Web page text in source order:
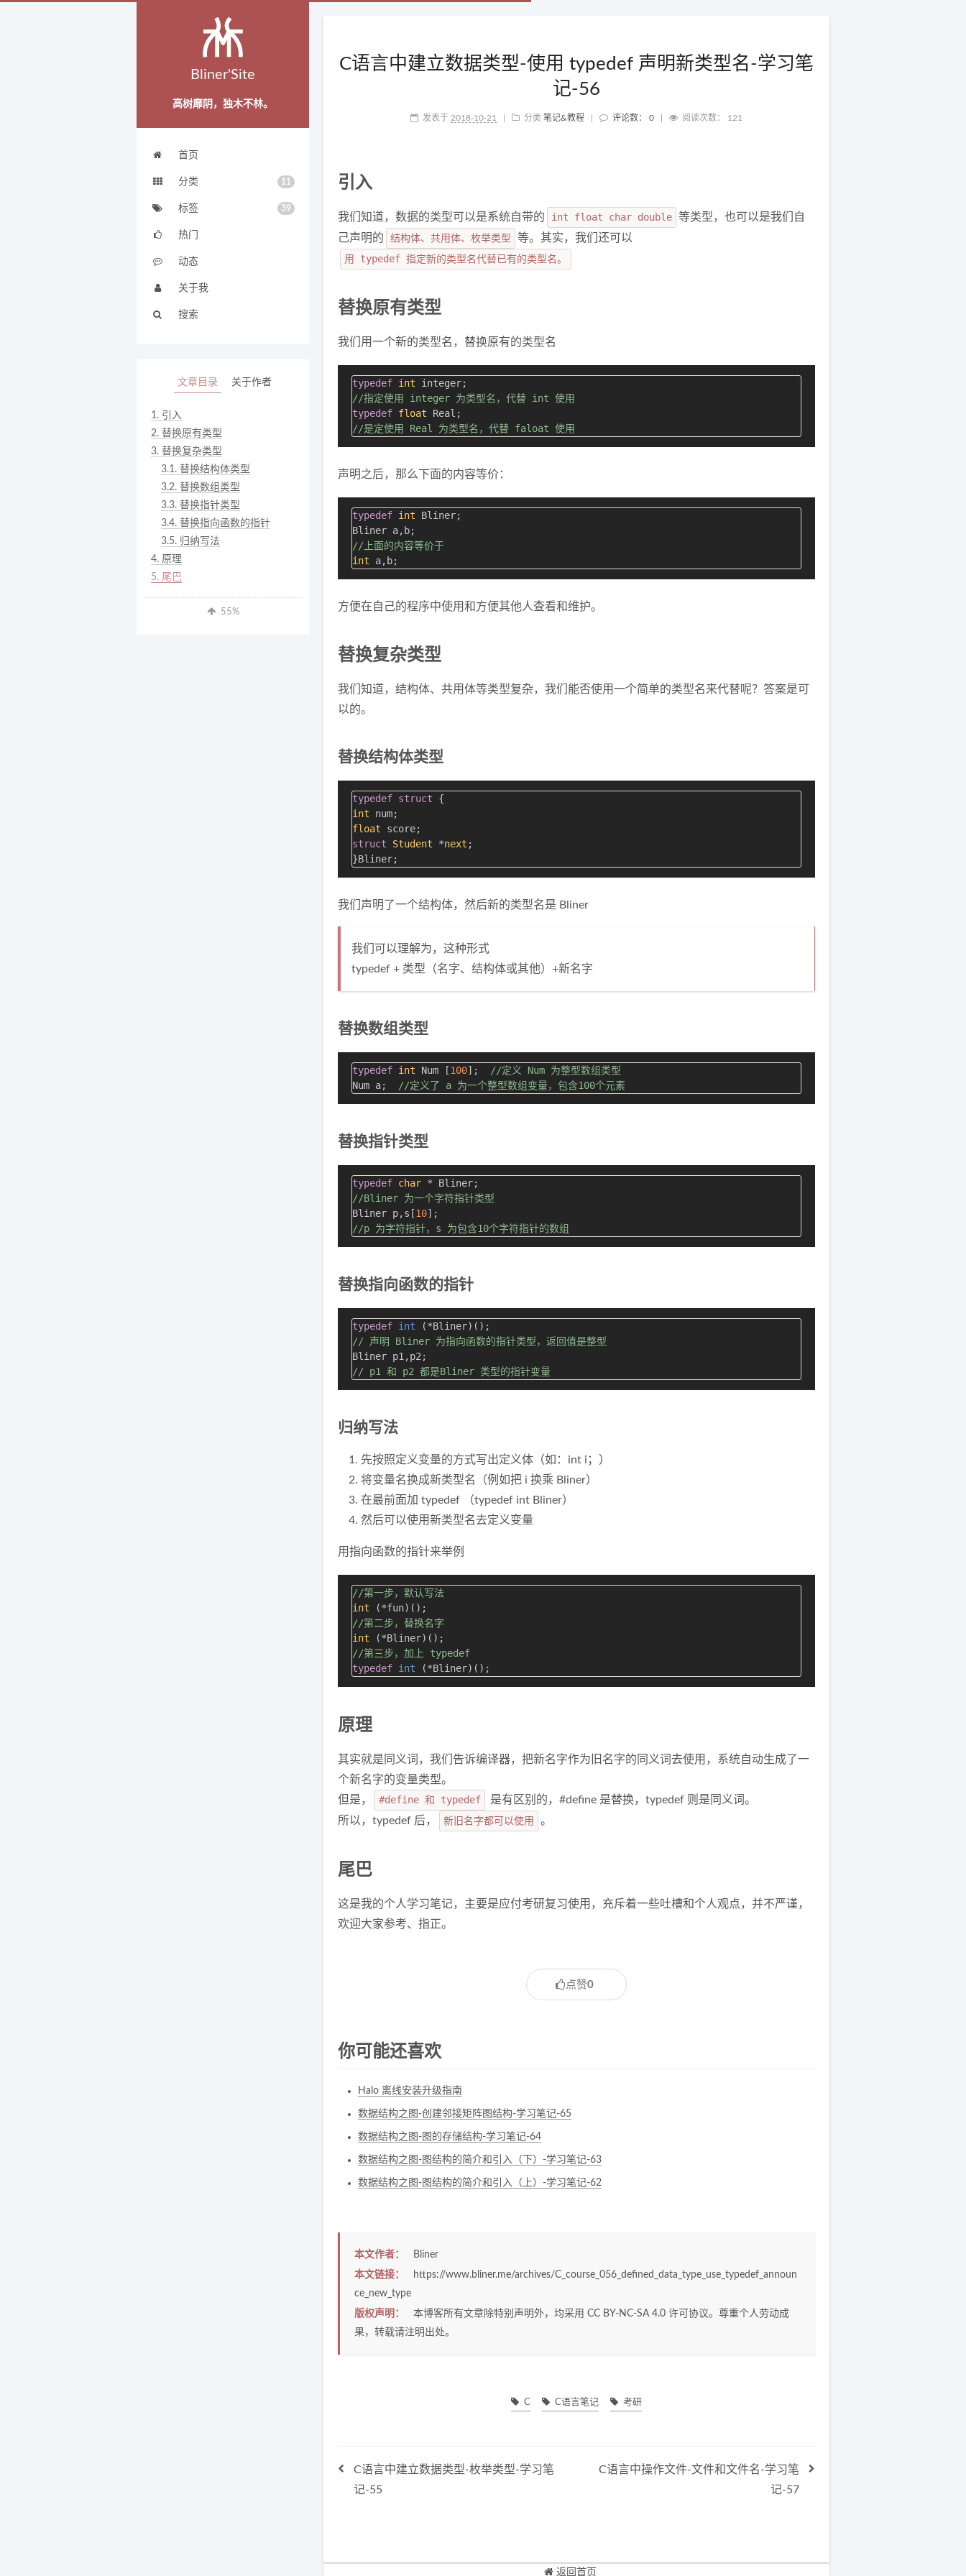
Bliner'Site
高树靡阴，独木不林。
首页
分类 11
标签 39
热门
动态
关于我
搜索
C语言中建立数据类型-使用 typedef 声明新类型名-学习笔
记-56
发表于 2018-10-21 分类 笔记&教程 评论数： 0 阅读次数： 121
引入
我们知道，数据的类型可以是系统自带的 int float char double 等类型，也可以是我们自
己声明的
结构体、共用体、枚举类型
等。其实，我们还可以
用 typedef 指定新的类型名代替已有的类型名。
替换原有类型
我们用一个新的类型名，替换原有的类型名
typedef int
//指定使用 integer 为类型名，代替 int 使用
typedef float
//是定使用 Real 为类型名，代替 faloat 使用
声明之后，那么下面的内容等价：
typedef int Bliner;
//上面的内容等价于
int
方便在自己的程序中使用和方便其他人查看和维护。
替换复杂类型
我们知道，结构体、共用体等类型复杂，我们能否使用一个简单的类型名来代替呢？答案是可
以的。
替换结构体类型
typedef struct {
int
float
struct
Student *next ;
我们声明了一个结构体，然后新的类型名是 Bliner
我们可以理解为，这种形式
typedef + 类型（名字、结构体或其他）+新名字
替换数组类型
typedef int Num [100];
//定义 Num 为整型数组类型
Num a;
//定义了 a 为一个整型数组变量，包含100个元素
替换指针类型
typedef char
//Bliner 为一个字符指针类型
Bliner p,s[10
//p 为字符指针，s 为包含10个字符指针的数组
替换指向函数的指针
typedef int (*Bliner) ()
// 声明 Bliner 为指向函数的指针类型，返回值是整型
// p1 和 p2 都是Bliner 类型的指针变量
归纳写法
先按照定义变量的方式写出定义体（如：int i；）
将变量名换成新类型名（例如把 i 换乘 Bliner）
在最前面加 typedef （typedef int Bliner）
然后可以使用新类型名去定义变量
用指向函数的指针来举例
//第一步，默认写法
int
//第二步，替换名字
int
//第三步，加上 typedef
typedef int (*Bliner) ()
原理
其实就是同义词，我们告诉编译器，把新名字作为旧名字的同义词去使用，系统自动生成了一
个新名字的变量类型。
但是，
#define 和 typedef
是有区别的，#define 是替换，typedef 则是同义词。
所以，typedef 后，
新旧名字都可以使用 。
尾巴
这是我的个人学习笔记，主要是应付考研复习使用，充斥着一些吐槽和个人观点，并不严谨，
欢迎大家参考、指正。
点赞0
你可能还喜欢
Halo 离线安装升级指南
数据结构之图-创建邻接矩阵图结构-学习笔记-65
数据结构之图-图的存储结构-学习笔记-64
数据结构之图-图结构的简介和引入（下）-学习笔记-63
数据结构之图-图结构的简介和引入（上）-学习笔记-62
本文作者：
Bliner
本文链接：
https://www.bliner.me/archives/C_course_056_defined_data_type_use_typedef_announ
ce_new_type
版权声明：
本博客所有文章除特别声明外，均采用 CC BY-NC-SA 4.0 许可协议。尊重个人劳动成
果，转载请注明出处。
C C语言笔记 考研
C语言中建立数据类型-枚举类型-学习笔
记-55
C语言中操作文件-文件和文件名-学习笔
记-57
返回首页
文章目录 关于作者
1. 引入
2. 替换原有类型
3. 替换复杂类型
3.1. 替换结构体类型
3.2. 替换数组类型
3.3. 替换指针类型
3.4. 替换指向函数的指针
3.5. 归纳写法
4. 原理
5. 尾巴
55%